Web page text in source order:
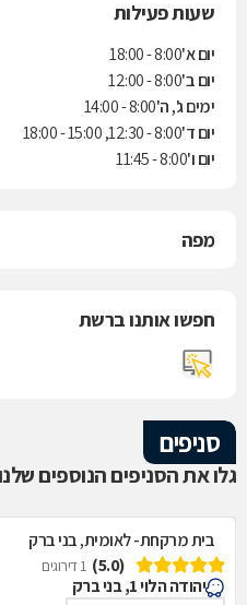
שעות פעילות
יום א'8:00 - 18:00
יום ב'8:00 - 12:00
ימים ג', ה'8:00 - 14:00
יום ד'8:00 - 12:30, 15:00 - 18:00
יום ו'8:00 - 11:45
מפה
חפשו אותנו ברשת
סניפים
גלו את הסניפים הנוספים
בית מרקחת- לאומית, בני ברק
(5.0)
1 דירוגים
יהודה הלוי 1, בני ברק